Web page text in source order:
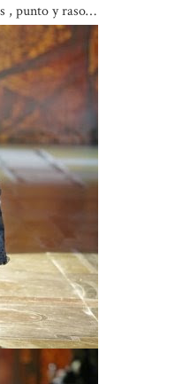
, punto y raso…